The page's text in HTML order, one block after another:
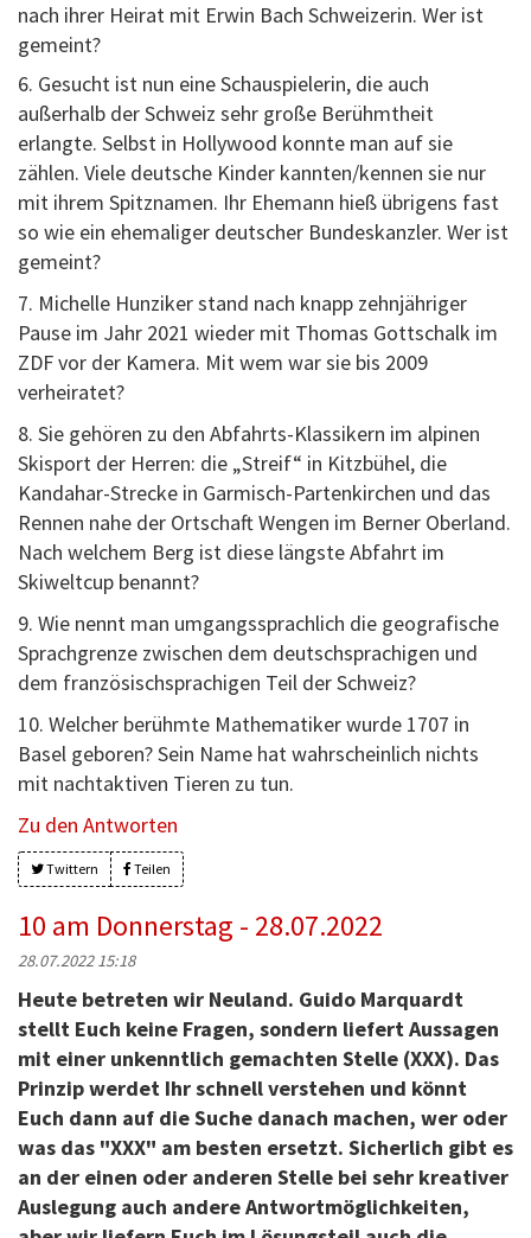
nach ihrer Heirat mit Erwin Bach Schweizerin. Wer ist
gemeint?
6. Gesucht ist nun eine Schauspielerin, die auch
außerhalb der Schweiz sehr große Berühmtheit
erlangte. Selbst in Hollywood konnte man auf sie
zählen. Viele deutsche Kinder kannten/kennen sie nur
mit ihrem Spitznamen. Ihr Ehemann hieß übrigens fast
so wie ein ehemaliger deutscher Bundeskanzler. Wer ist
gemeint?
7. Michelle Hunziker stand nach knapp zehnjähriger
Pause im Jahr 2021 wieder mit Thomas Gottschalk im
ZDF vor der Kamera. Mit wem war sie bis 2009
verheiratet?
8. Sie gehören zu den Abfahrts-Klassikern im alpinen
Skisport der Herren: die „Streif“ in Kitzbühel, die
Kandahar-Strecke in Garmisch-Partenkirchen und das
Rennen nahe der Ortschaft Wengen im Berner Oberland.
Nach welchem Berg ist diese längste Abfahrt im
Skiweltcup benannt?
9. Wie nennt man umgangssprachlich die geografische
Sprachgrenze zwischen dem deutschsprachigen und
dem französischsprachigen Teil der Schweiz?
10. Welcher berühmte Mathematiker wurde 1707 in
Basel geboren? Sein Name hat wahrscheinlich nichts
mit nachtaktiven Tieren zu tun.
Zu den Antworten
Twittern Teilen
10 am Donnerstag - 28.07.2022
28.07.2022 15:18
Heute betreten wir Neuland. Guido Marquardt
stellt Euch keine Fragen, sondern liefert Aussagen
mit einer unkenntlich gemachten Stelle (XXX). Das
Prinzip werdet Ihr schnell verstehen und könnt
Euch dann auf die Suche danach machen, wer oder
was das "XXX" am besten ersetzt. Sicherlich gibt es
an der einen oder anderen Stelle bei sehr kreativer
Auslegung auch andere Antwortmöglichkeiten,